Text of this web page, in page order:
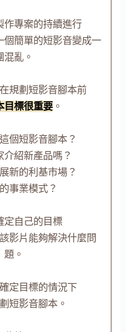
作專案的持續進行
個簡單的短影音變成一
混亂。
規劃短影音腳本前
目標很重要。
個短影音腳本？
介紹新產品嗎？
新的利基市場？
事業模式？
定自己的目標
影片能夠解決什麼問
題。
定目標的情況下
短影音腳本。